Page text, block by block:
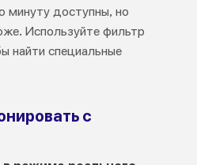
минуту доступны, но
Используйте фильтр
найти специальные
с